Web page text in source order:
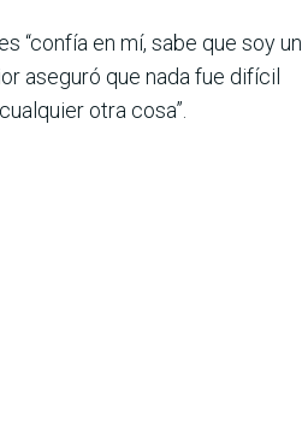
“confía en mí, sabe que soy un
aseguró que nada fue difícil
otra cosa”.